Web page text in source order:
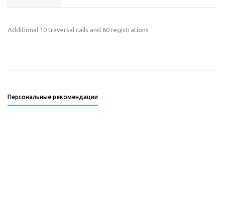
Additional 10 traversal calls and 60 registrations
Персональные рекомендации